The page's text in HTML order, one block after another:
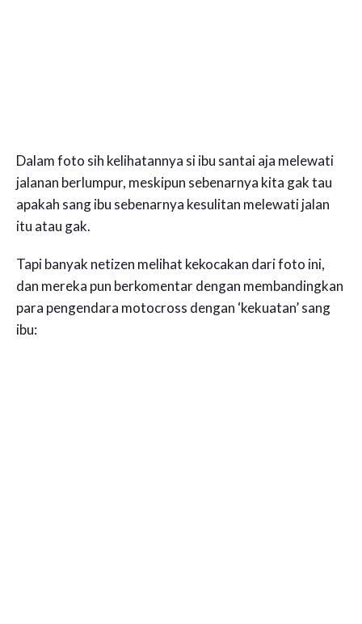
Dalam foto sih kelihatannya si ibu santai aja melewati
jalanan berlumpur, meskipun sebenarnya kita gak tau
apakah sang ibu sebenarnya kesulitan melewati jalan
itu atau gak.
Tapi banyak netizen melihat kekocakan dari foto ini,
dan mereka pun berkomentar dengan membandingkan
para pengendara motocross dengan ‘kekuatan’ sang
ibu: